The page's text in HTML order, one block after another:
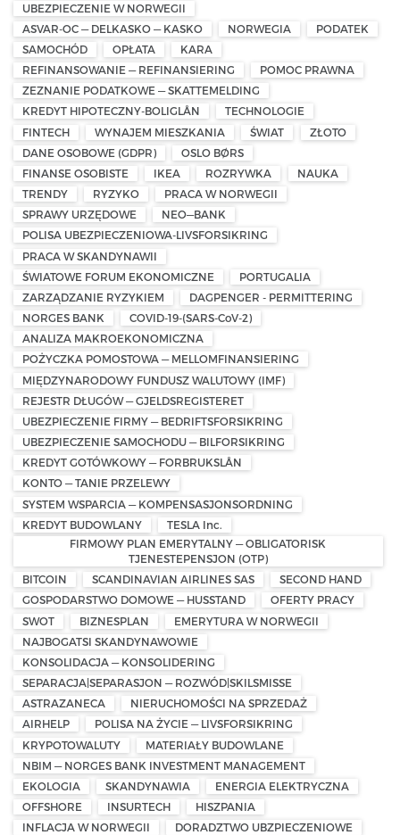
UBEZPIECZENIE W NORWEGII
ASVAR-OC — DELKASKO — KASKO
NORWEGIA
PODATEK
SAMOCHÓD
OPŁATA
KARA
REFINANSOWANIE — REFINANSIERING
POMOC PRAWNA
ZEZNANIE PODATKOWE — SKATTEMELDING
KREDYT HIPOTECZNY-BOLIGLÅN
TECHNOLOGIE
FINTECH
WYNAJEM MIESZKANIA ŚWIAT
ZŁOTO
DANE OSOBOWE (GDPR)
OSLO BØRS
FINANSE OSOBISTE
IKEA ROZRYWKA
NAUKA
TRENDY
RYZYKO
PRACA W NORWEGII
SPRAWY URZĘDOWE
NEO—BANK
POLISA UBEZPIECZENIOWA-LIVSFORSIKRING
PRACA W SKANDYNAWII
ŚWIATOWE FORUM EKONOMICZNE
PORTUGALIA
ZARZĄDZANIE RYZYKIEM
DAGPENGER - PERMITTERING
NORGES BANK
COVID-19-(SARS-CoV-2)
ANALIZA MAKROEKONOMICZNA
POŻYCZKA POMOSTOWA — MELLOMFINANSIERING
MIĘDZYNARODOWY FUNDUSZ WALUTOWY (IMF)
REJESTR DŁUGÓW — GJELDSREGISTERET
UBEZPIECZENIE FIRMY — BEDRIFTSFORSIKRING
UBEZPIECZENIE SAMOCHODU — BILFORSIKRING
KREDYT GOTÓWKOWY — FORBRUKSLÅN
KONTO — TANIE PRZELEWY
SYSTEM WSPARCIA — KOMPENSASJONSORDNING
KREDYT BUDOWLANY
TESLA Inc.
FIRMOWY PLAN EMERYTALNY — OBLIGATORISK
TJENESTEPENSJON (OTP)
BITCOIN
SCANDINAVIAN AIRLINES SAS
SECOND HAND
GOSPODARSTWO DOMOWE — HUSSTAND
OFERTY PRACY
SWOT
BIZNESPLAN
EMERYTURA W NORWEGII
NAJBOGATSI SKANDYNAWOWIE
KONSOLIDACJA — KONSOLIDERING
SEPARACJA|SEPARASJON — ROZWÓD|SKILSMISSE
ASTRAZANECA
NIERUCHOMOŚCI NA SPRZEDAŻ
AIRHELP
POLISA NA ŻYCIE — LIVSFORSIKRING
KRYPOTOWALUTY
MATERIAŁY BUDOWLANE
NBIM — NORGES BANK INVESTMENT MANAGEMENT
EKOLOGIA
SKANDYNAWIA
ENERGIA ELEKTRYCZNA
OFFSHORE
INSURTECH
HISZPANIA
INFLACJA W NORWEGII
DORADZTWO UBZPIECZENIOWE